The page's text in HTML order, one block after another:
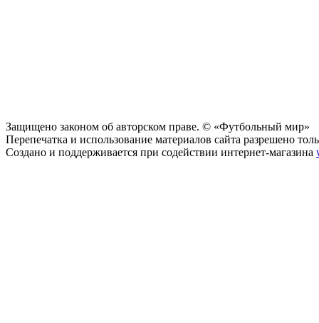
Защищено законом об авторском праве. © «Футбольный мир»
Перепечатка и использование материалов сайта разрешено
Создано и поддерживается при содействии интернет-магазина